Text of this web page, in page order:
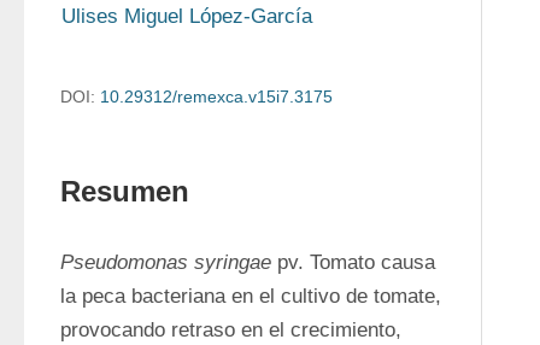
Ulises Miguel López-García
DOI: 10.29312/remexca.v15i7.3175
Resumen
Pseudomonas syringae pv. Tomato causa
la peca bacteriana en el cultivo de tomate,
provocando retraso en el crecimiento,